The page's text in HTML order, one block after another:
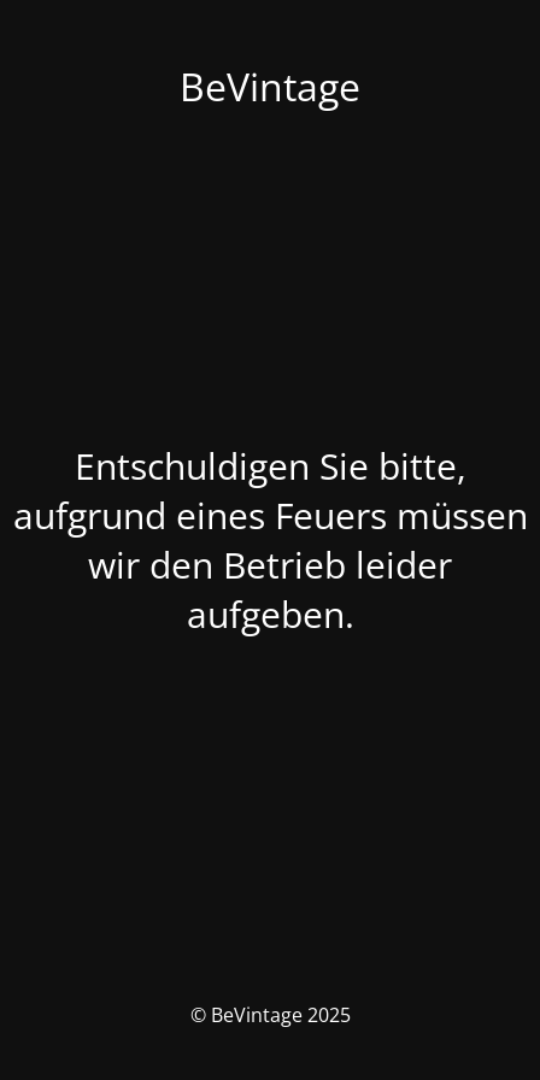
BeVintage
Entschuldigen Sie bitte,
aufgrund eines Feuers müssen
wir den Betrieb leider
aufgeben.
© BeVintage 2025